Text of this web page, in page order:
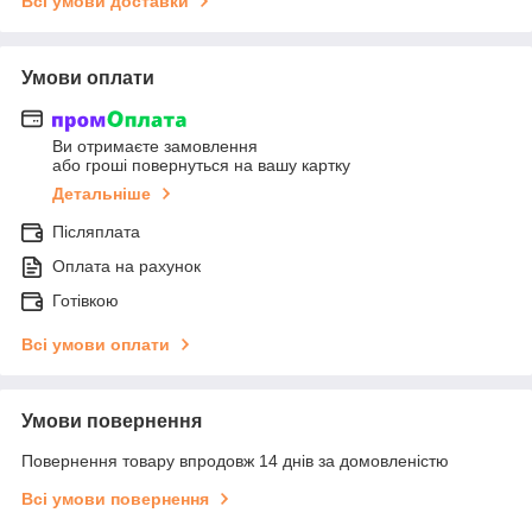
Умови оплати
Ви отримаєте замовлення
або гроші повернуться на вашу картку
Детальніше
Післяплата
Оплата на рахунок
Готівкою
Всі умови оплати
Умови повернення
Повернення товару впродовж 14 днів за домовленістю
Всі умови повернення